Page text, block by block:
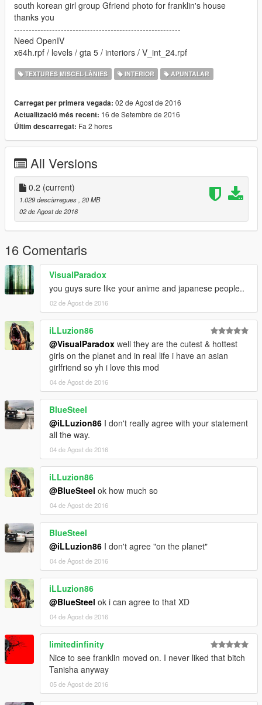
south korean girl group Gfriend photo for franklin's house
thanks you
---------------------------------------------------------
Need OpenIV
x64h.rpf / levels / gta 5 / interiors / V_int_24.rpf
TEXTURES MISCEL·LÀNIES INTERIOR APUNTALAR
Carregat per primera vegada: 02 de Agost de 2016
Actualització més recent: 16 de Setembre de 2016
Últim descarregat: Fa 2 hores
All Versions
0.2 (current)
1.029 descàrregues, 20 MB
02 de Agost de 2016
16 Comentaris
VisualParadox
you guys sure like your anime and japanese people..
02 de Agost de 2016
iLLuzion86
@VisualParadox well they are the cutest & hottest
girls on the planet and in real life i have an asian
girlfriend so yh i love this mod
04 de Agost de 2016
BlueSteel
@iLLuzion86 I don't really agree with your statement
all the way.
04 de Agost de 2016
iLLuzion86
@BlueSteel ok how much so
04 de Agost de 2016
BlueSteel
@iLLuzion86 I don't agree "on the planet"
04 de Agost de 2016
iLLuzion86
@BlueSteel ok i can agree to that XD
04 de Agost de 2016
limitedinfinity
Nice to see franklin moved on. I never liked that bitch
Tanisha anyway
05 de Agost de 2016